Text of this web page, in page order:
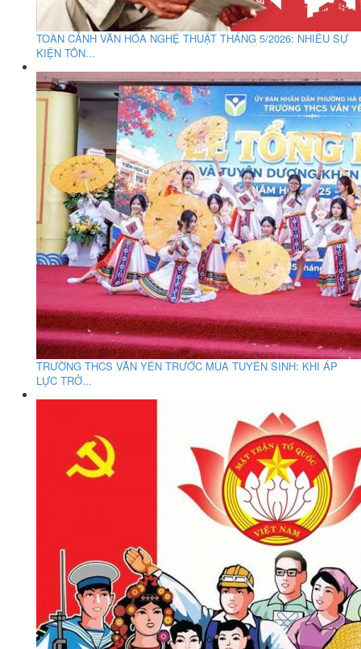
TOÀN CẢNH VĂN HÓA NGHỆ THUẬT THÁNG 5/2026: NHIỀU SỰ
KIỆN TÔN...
TRƯỜNG THCS VĂN YÊN TRƯỚC MÙA TUYỂN SINH: KHI ÁP
LỰC TRỞ...